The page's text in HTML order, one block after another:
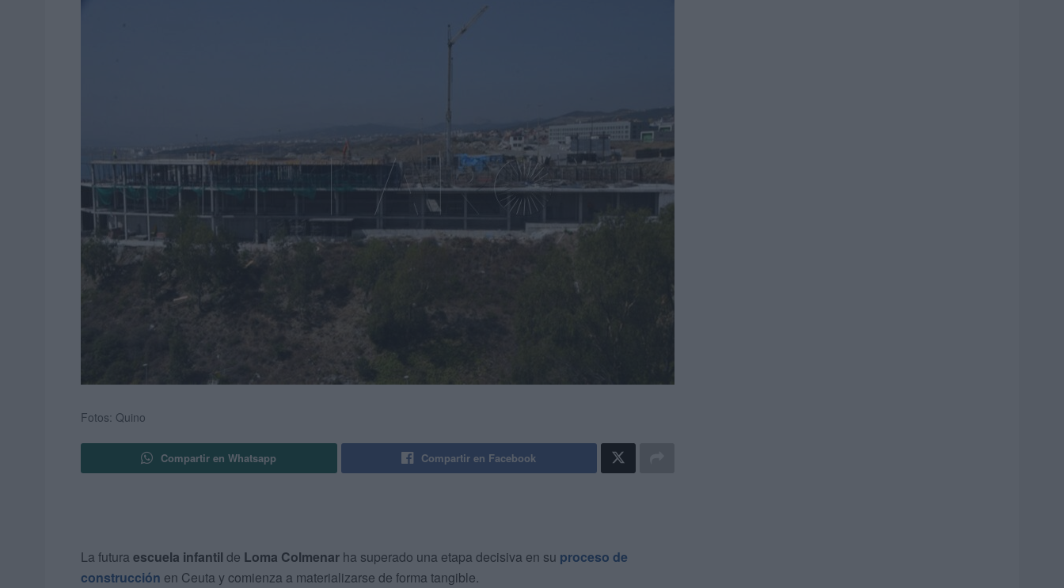
Fotos: Quino
Compartir en Whatsapp Compartir en Facebook
La futura escuela infantil de Loma Colmenar ha superado una etapa decisiva en su proceso de
construcción en Ceuta y comienza a materializarse de forma tangible.